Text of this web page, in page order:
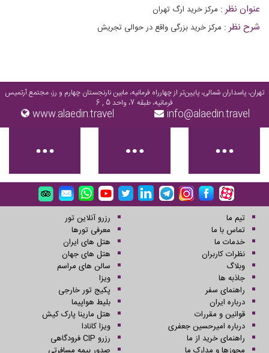
عنوان نظر : مرکز خرید ارگ تهران
شرح نظر : مرکز خرید بزرگی واقع در حوالی تجریش
تهران، پاسداران شمالی، پایین‌تر از چهارراه فرمانیه، مابین نارنجستان چهارم و رز، مجتمع آرتمیس
فرمانیه، طبقه 7، واحد 5 , 6
info@alaedin.travel
www.alaedin.travel
تیم ما
تماس با ما
خدمات ما
نظرات کاربران
وبلاگ
جاذبه ها
راهنمای سفر
درباره ایران
قوانین و مقررات
درباره امیرحسین جعفری
راهنمای خرید از ما
رزرو آنلاین تور
معرفی تورها
هتل های ایران
هتل های جهان
سالن های مراسم
ویزا
پکیج تور خارجی
بلیط هواپیما
هتل مارینا پارک کیش
ویزا کانادا
رزرو CIP فرودگاهی